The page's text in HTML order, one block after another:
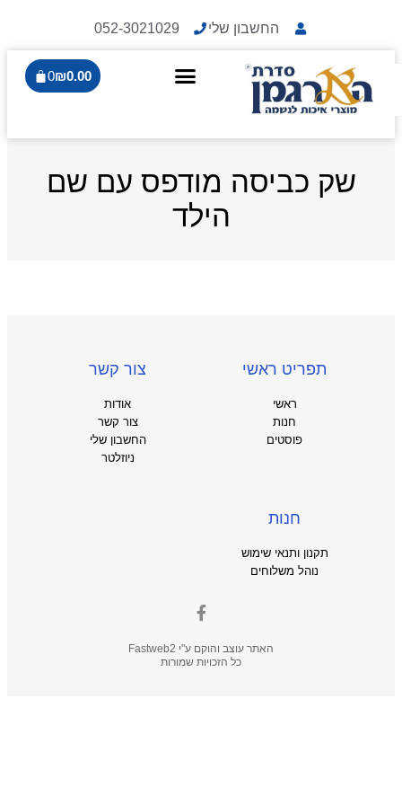
החשבון שלי 052-3021029
₪0.00
0
שק כביסה מודפס עם שם
הילד
תפריט ראשי
ראשי
חנות
פוסטים
צור קשר
אודות
צור קשר
החשבון שלי
ניוזלטר
חנות
תקנון ותנאי שימוש
נוהל משלוחים
האתר עוצב והוקם ע"י Fastweb2
כל הזכויות שמורות